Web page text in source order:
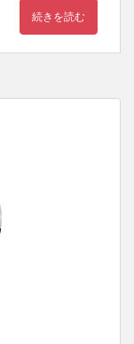
続きを読む